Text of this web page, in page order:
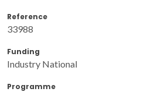
Reference
33988
Funding
Industry National
Programme